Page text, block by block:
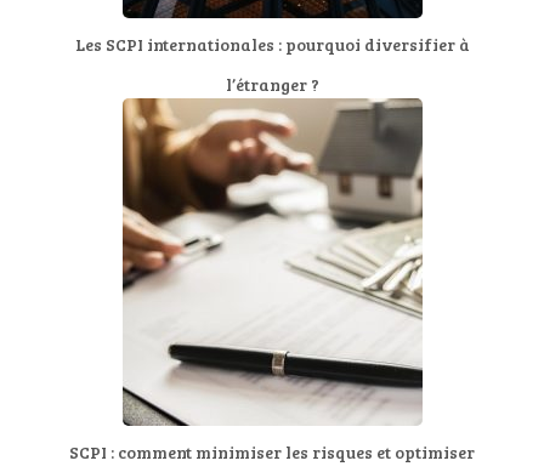
Les SCPI internationales : pourquoi diversifier à
l’étranger ?
SCPI : comment minimiser les risques et optimiser